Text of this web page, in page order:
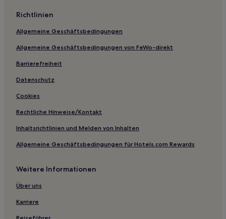
Gruna Hotels
Gottscheina Hotels
Wiederitzsch: Hotels
Hotels nahe Straßenbahnhaltestelle Leipzig Georg-
Großwiederitzsch: Hotels
Keiselwitz Hotels
Hotels nahe Museum für Angewandte Kunst
Richtlinien
Allgemeine Geschäftsbedingungen
Allgemeine Geschäftsbedingungen von FeWo-direkt
Barrierefreiheit
Datenschutz
Cookies
Rechtliche Hinweise/Kontakt
Inhaltsrichtlinien und Melden von Inhalten
Allgemeine Geschäftsbedingungen für Hotels.com Rewards
Weitere Informationen
Über uns
Karriere